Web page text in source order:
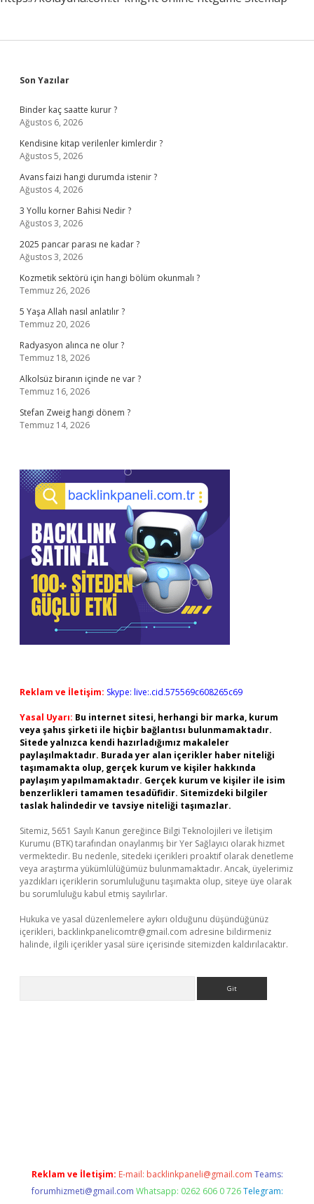
Sidebar
Son Yazılar
Binder kaç saatte kurur ?
Ağustos 6, 2026
Kendisine kitap verilenler kimlerdir ?
Ağustos 5, 2026
Avans faizi hangi durumda istenir ?
Ağustos 4, 2026
3 Yollu korner Bahisi Nedir ?
Ağustos 3, 2026
2025 pancar parası ne kadar ?
Ağustos 3, 2026
Kozmetik sektörü için hangi bölüm okunmalı ?
Temmuz 26, 2026
5 Yaşa Allah nasıl anlatılır ?
Temmuz 20, 2026
Radyasyon alınca ne olur ?
Temmuz 18, 2026
Alkolsüz biranın içinde ne var ?
Temmuz 16, 2026
Stefan Zweig hangi dönem ?
Temmuz 14, 2026
Reklam ve İletişim: Skype: live:.cid.575569c608265c69
Yasal Uyarı: Bu internet sitesi, herhangi bir marka, kurum
veya şahıs şirketi ile hiçbir bağlantısı bulunmamaktadır.
Sitede yalnızca kendi hazırladığımız makaleler
paylaşılmaktadır. Burada yer alan içerikler haber niteliği
taşımamakta olup, gerçek kurum ve kişiler hakkında
paylaşım yapılmamaktadır. Gerçek kurum ve kişiler ile isim
benzerlikleri tamamen tesadüfidir. Sitemizdeki bilgiler
taslak halindedir ve tavsiye niteliği taşımazlar.
Sitemiz, 5651 Sayılı Kanun gereğince Bilgi Teknolojileri ve İletişim
Kurumu (BTK) tarafından onaylanmış bir Yer Sağlayıcı olarak hizmet
vermektedir. Bu nedenle, sitedeki içerikleri proaktif olarak denetleme
veya araştırma yükümlülüğümüz bulunmamaktadır. Ancak, üyelerimiz
yazdıkları içeriklerin sorumluluğunu taşımakta olup, siteye üye olarak
bu sorumluluğu kabul etmiş sayılırlar.
Hukuka ve yasal düzenlemelere aykırı olduğunu düşündüğünüz
içerikleri, backlinkpanelicomtr@gmail.com adresine bildirmeniz
halinde, ilgili içerikler yasal süre içerisinde sitemizden kaldırılacaktır.
Reklam ve İletişim: E-mail: backlinkpaneli@gmail.com Teams:
forumhizmeti@gmail.com Whatsapp: 0262 606 0 726 Telegram: